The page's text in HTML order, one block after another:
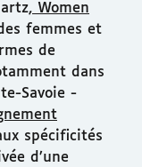
Women
femmes et
de
dans
Savoie -
spécificités
d’une